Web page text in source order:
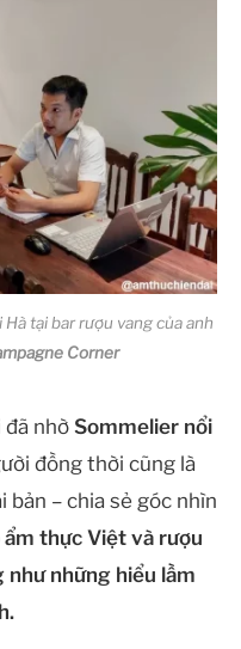
tại bar rượu vang của anh
Corner
nhờ Sommelier nổi
đồng thời cũng là
bản – chia sẻ góc nhìn
thực Việt và rượu
như những hiểu lầm